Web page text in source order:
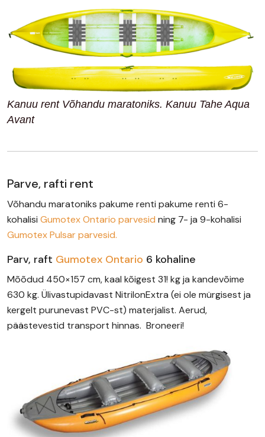
Kanuu rent Võhandu maratoniks. Kanuu Tahe Aqua
Avant
Parve, rafti rent
Võhandu maratoniks pakume renti pakume renti 6-
kohalisi Gumotex Ontario parvesid ning 7- ja 9-kohalisi
Gumotex Pulsar parvesid.
Parv, raft Gumotex Ontario 6 kohaline
Mõõdud 450×157 cm, kaal kõigest 31! kg ja kandevõime
630 kg. Ülivastupidavast NitrilonExtra (ei ole mürgisest ja
kergelt purunevast PVC-st) materjalist. Aerud,
päästevestid transport hinnas. Broneeri!